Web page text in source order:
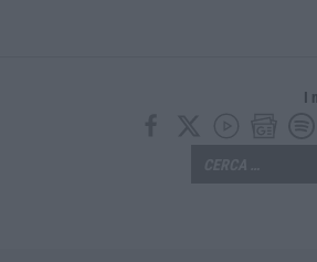
La rivista “America Journals” celebra lo stilista
I